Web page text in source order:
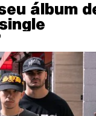
álbum